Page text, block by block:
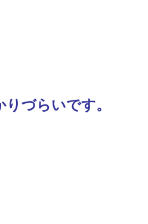
づらいです。